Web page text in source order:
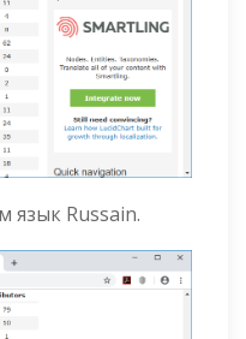
язык Russain.